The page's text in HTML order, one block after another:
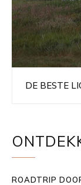
DE BESTE
ROADTRIP